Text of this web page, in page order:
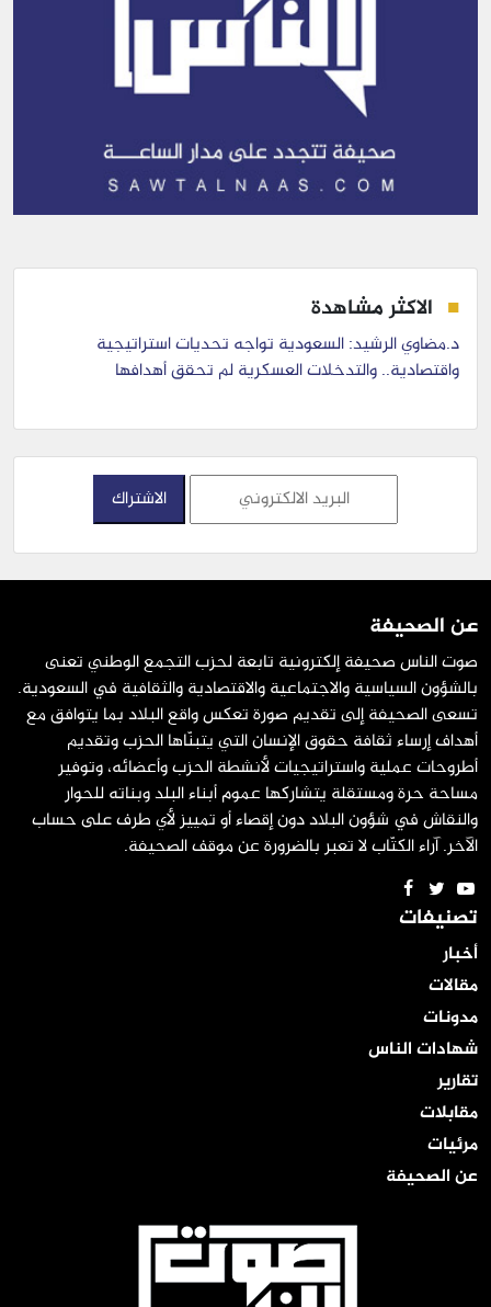
الاكثر مشاهدة
د.مضاوي الرشيد: السعودية تواجه تحديات استراتيجية
واقتصادية.. والتدخلات العسكرية لم تحقق أهدافها
عن الصحيفة
صوت الناس صحيفة إلكترونية تابعة لحزب التجمع الوطني تعنى
بالشؤون السياسية والاجتماعية والاقتصادية والثقافية في السعودية.
تسعى الصحيفة إلى تقديم صورة تعكس واقع البلاد بما يتوافق مع
أهداف إرساء ثقافة حقوق الإنسان التي يتبنّاها الحزب وتقديم
أطروحات عملية واستراتيجيات لأنشطة الحزب وأعضائه، وتوفير
مساحة حرة ومستقلة يتشاركها عموم أبناء البلد وبناته للحوار
والنقاش في شؤون البلاد دون إقصاء أو تمييز لأي طرف على حساب
الآخر. آراء الكتّاب لا تعبر بالضرورة عن موقف الصحيفة.
تصنيفات
أخبار
مقالات
مدونات
شهادات الناس
تقارير
مقابلات
مرئيات
عن الصحيفة